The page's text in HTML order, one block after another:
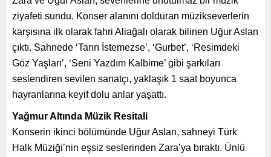
ziyafeti sundu. Konser alanını dolduran müzikseverlerin
karşısına ilk olarak fahri Aliağalı olarak bilinen Uğur Aslan
çıktı. Sahnede ‘Tanrı İstemezse’, ‘Gurbet’, ‘Resimdeki
Göz Yaşları’, ‘Seni Yazdım Kalbime’ gibi şarkıları
seslendiren sevilen sanatçı, yaklaşık 1 saat boyunca
hayranlarına keyif dolu anlar yaşattı.
Yağmur Altında Müzik Resitali
Konserin ikinci bölümünde Uğur Aslan, sahneyi Türk
Halk Müziği’nin eşsiz seslerinden Zara’ya bıraktı. Ünlü